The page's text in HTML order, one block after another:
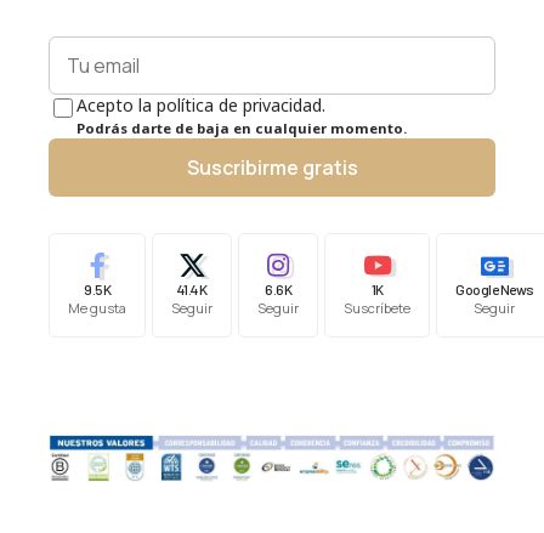
Acepto la política de privacidad.
Podrás darte de baja en cualquier momento.
Suscribirme gratis
9.5K
Me gusta
41.4K
Seguir
6.6K
Seguir
1K
Suscríbete
Google News
Seguir